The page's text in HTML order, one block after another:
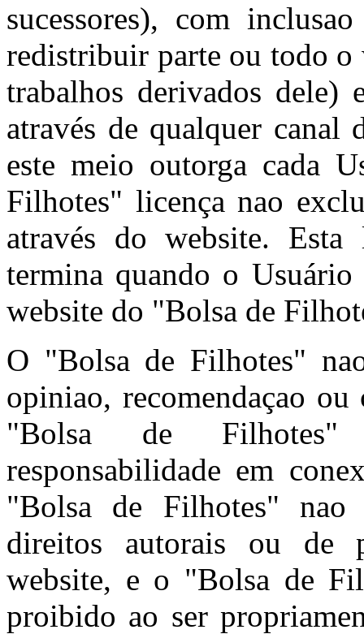
sucessores), com
redistribuir parte ou todo
trabalhos derivados
através de qualquer
este meio outorga cada
Filhotes" licença nao
através do website. Esta
termina quando o
website do "Bolsa de
O "Bolsa de Filhotes"
opiniao, recomendaçao
"Bolsa de Filhotes"
responsabilidade em
"Bolsa de Filhotes" nao
direitos autorais ou de
website, e o "Bolsa de
proibido ao ser